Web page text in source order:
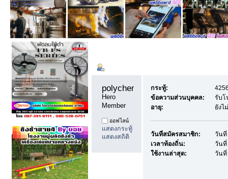
polychemicals12
Hero
Member
ออฟไลน์
แสดงกระทู้
แสดงสถิติ
กระทู้:
ข้อความส่วนบุคคล:
รับโ
อายุ:
ยังไ
วันที่สมัครสมาชิก:
วันที่
เวลาท้องถิ่น:
วันที่
ใช้งานล่าสุด:
วันที่